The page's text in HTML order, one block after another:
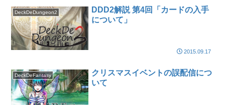
DeckDeDungeon2
DDD2解説 第4回「カードの入手
について」
2015.09.17
DeckDeFantasy
クリスマスイベントの誤配信につ
いて